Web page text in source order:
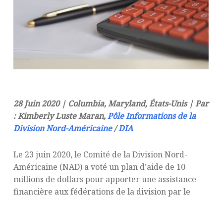
28 Juin 2020 | Columbia, Maryland, États-Unis | Par
: Kimberly Luste Maran,Pôle Informations de la
Division Nord-Américaine/DIA
Le 23 juin 2020, le Comité de la Division Nord-
Américaine (NAD) a voté un plan d’aide de 10
millions de dollars pour apporter une assistance
financière aux fédérations de la division par le